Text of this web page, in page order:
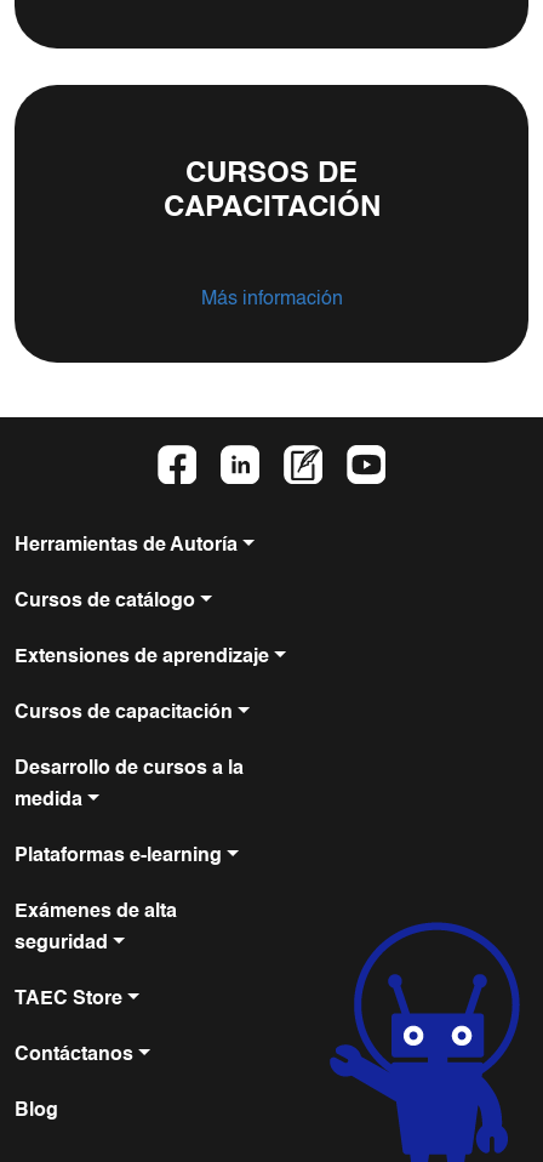
CURSOS DE
CAPACITACIÓN
Más información
Herramientas de Autoría
Cursos de catálogo
Extensiones de aprendizaje
Cursos de capacitación
Desarrollo de cursos a la
medida
Plataformas e-learning
Exámenes de alta
seguridad
TAEC Store
Contáctanos
Blog